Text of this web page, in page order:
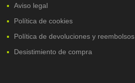
Aviso legal
Política de cookies
Política de devoluciones y reembolsos
Desistimiento de compra